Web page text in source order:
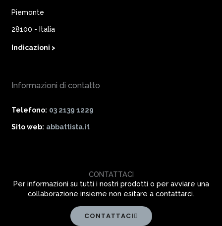
Piemonte
28100 - Italia
Indicazioni >
Informazioni di contatto
Telefono: 03 2139 1229
Sito web: abbattista.it
CONTATTACI
Per informazioni su tutti i nostri prodotti o per avviare una
collaborazione insieme non esitare a contattarci.
CONTATTACI